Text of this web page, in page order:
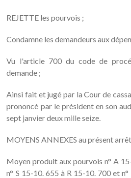
REJETTE les pourvois ;
Condamne les demandeurs aux
Vu l'article 700 du code de
demande ;
Ainsi fait et jugé par la Cour de
prononcé par le président en son
sept janvier deux mille seize.
MOYENS ANNEXES au présent arrêt
Moyen produit aux pourvois n° A
n° S 15-10. 655 à R 15-10. 700 et